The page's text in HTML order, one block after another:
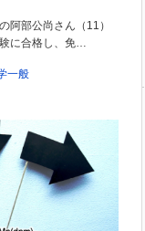
阿部公尚さん（11）
に合格し、免…
一般